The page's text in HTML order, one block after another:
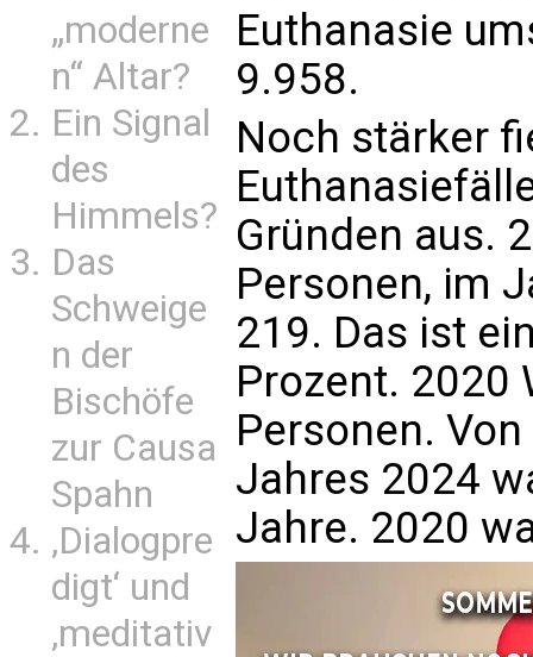
„moderne
n“ Altar?
Ein Signal
des
Himmels?
Das
Schweige
n der
Bischöfe
zur Causa
Spahn
‚Dialogpre
digt‘ und
‚meditativ
Euthanasie
9.958.
Noch stärker
Gründen aus.
Personen, im
219. Das ist
Prozent. 2020
Personen.
Jahres 2024
Jahre. 2020